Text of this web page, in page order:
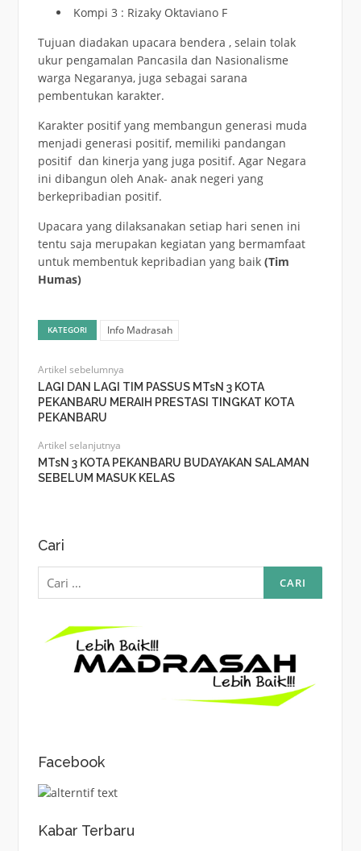
Kompi 3 : Rizaky Oktaviano F
Tujuan diadakan upacara bendera , selain tolak
ukur pengamalan Pancasila dan Nasionalisme
warga Negaranya, juga sebagai sarana
pembentukan karakter.
Karakter positif yang membangun generasi muda
menjadi generasi positif, memiliki pandangan
positif dan kinerja yang juga positif. Agar Negara
ini dibangun oleh Anak- anak negeri yang
berkepribadian positif.
Upacara yang dilaksanakan setiap hari senen ini
tentu saja merupakan kegiatan yang bermamfaat
untuk membentuk kepribadian yang baik (Tim
Humas)
KATEGORI Info Madrasah
Artikel sebelumnya
LAGI DAN LAGI TIM PASSUS MTsN 3 KOTA
PEKANBARU MERAIH PRESTASI TINGKAT KOTA
PEKANBARU
Artikel selanjutnya
MTsN 3 KOTA PEKANBARU BUDAYAKAN SALAMAN
SEBELUM MASUK KELAS
Cari
Cari
untuk:
Facebook
Kabar Terbaru